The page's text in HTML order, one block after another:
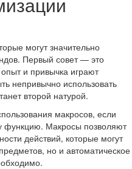
могут значительно
Первый совет — это
и привычка играют
непривычно использовать
второй натурой.
макросов, если
функцию. Макросы позволяют
действий, которые могут
но и автоматическое